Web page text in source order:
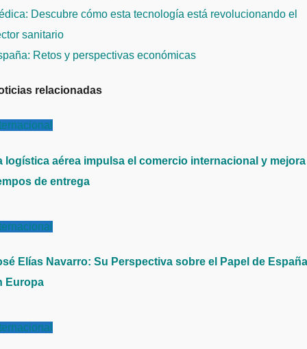
Descubre cómo esta tecnología está revolucionando el
sanitario
Retos y perspectivas económicas
relacionadas
logística aérea impulsa el comercio internacional y mejora
de entrega
Elías Navarro: Su Perspectiva sobre el Papel de España
Europa